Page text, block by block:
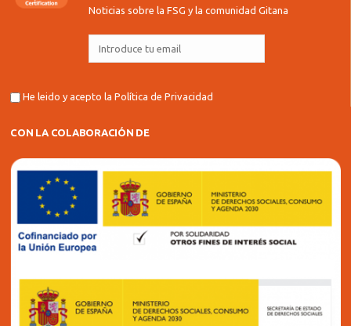
Noticias sobre la FSG y la comunidad Gitana
He leido y acepto laPolítica de Privacidad
CON LA COLABORACIÓN DE